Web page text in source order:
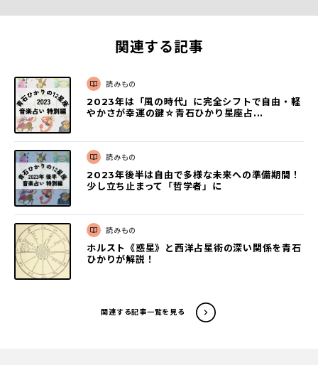
関連する記事
読みもの
2023年は「風の時代」に完全シフトで自由・軽
やかさが幸運の鍵☆青石ひかり星座占...
読みもの
2023年後半は自由で多様な未来への準備期間！
少し立ち止まって「哲学者」に
読みもの
ホルスト《惑星》と西洋占星術の深い関係を青石
ひかりが解説！
関連する記事一覧を見る